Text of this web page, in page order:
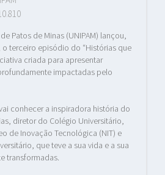
Patos de Minas (UNIPAM) lançou,
o terceiro episódio do “Histórias que
criada para apresentar
impactadas pelo
conhecer a inspiradora história do
diretor do Colégio Universitário,
de Inovação Tecnológica (NIT) e
que teve a sua vida e a sua
transformadas.